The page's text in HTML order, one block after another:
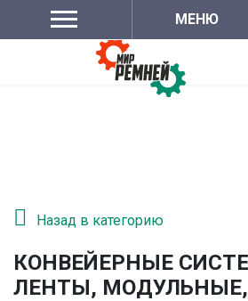
МЕНЮ
Назад в категорию
КОНВЕЙЕРНЫЕ
ЛЕНТЫ,